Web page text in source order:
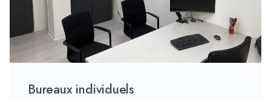
Bureaux individuels